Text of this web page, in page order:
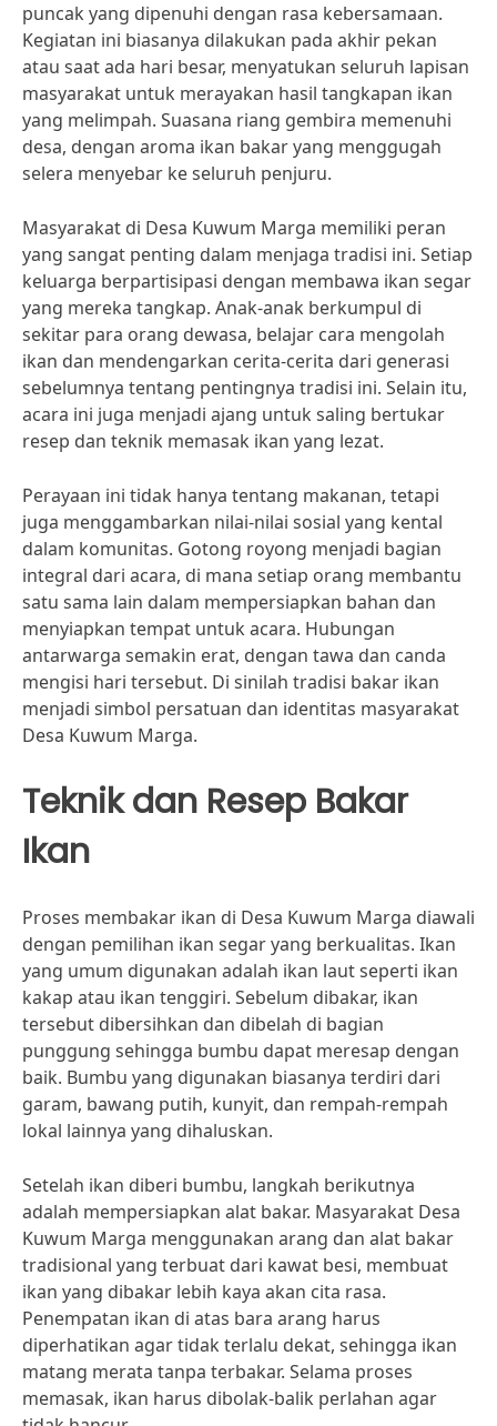
puncak yang dipenuhi dengan rasa kebersamaan.
Kegiatan ini biasanya dilakukan pada akhir pekan
atau saat ada hari besar, menyatukan seluruh lapisan
masyarakat untuk merayakan hasil tangkapan ikan
yang melimpah. Suasana riang gembira memenuhi
desa, dengan aroma ikan bakar yang menggugah
selera menyebar ke seluruh penjuru.
Masyarakat di Desa Kuwum Marga memiliki peran
yang sangat penting dalam menjaga tradisi ini. Setiap
keluarga berpartisipasi dengan membawa ikan segar
yang mereka tangkap. Anak-anak berkumpul di
sekitar para orang dewasa, belajar cara mengolah
ikan dan mendengarkan cerita-cerita dari generasi
sebelumnya tentang pentingnya tradisi ini. Selain itu,
acara ini juga menjadi ajang untuk saling bertukar
resep dan teknik memasak ikan yang lezat.
Perayaan ini tidak hanya tentang makanan, tetapi
juga menggambarkan nilai-nilai sosial yang kental
dalam komunitas. Gotong royong menjadi bagian
integral dari acara, di mana setiap orang membantu
satu sama lain dalam mempersiapkan bahan dan
menyiapkan tempat untuk acara. Hubungan
antarwarga semakin erat, dengan tawa dan canda
mengisi hari tersebut. Di sinilah tradisi bakar ikan
menjadi simbol persatuan dan identitas masyarakat
Desa Kuwum Marga.
Teknik dan Resep Bakar
Ikan
Proses membakar ikan di Desa Kuwum Marga diawali
dengan pemilihan ikan segar yang berkualitas. Ikan
yang umum digunakan adalah ikan laut seperti ikan
kakap atau ikan tenggiri. Sebelum dibakar, ikan
tersebut dibersihkan dan dibelah di bagian
punggung sehingga bumbu dapat meresap dengan
baik. Bumbu yang digunakan biasanya terdiri dari
garam, bawang putih, kunyit, dan rempah-rempah
lokal lainnya yang dihaluskan.
Setelah ikan diberi bumbu, langkah berikutnya
adalah mempersiapkan alat bakar. Masyarakat Desa
Kuwum Marga menggunakan arang dan alat bakar
tradisional yang terbuat dari kawat besi, membuat
ikan yang dibakar lebih kaya akan cita rasa.
Penempatan ikan di atas bara arang harus
diperhatikan agar tidak terlalu dekat, sehingga ikan
matang merata tanpa terbakar. Selama proses
memasak, ikan harus dibolak-balik perlahan agar